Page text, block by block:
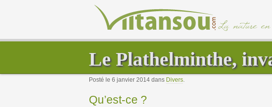
Le Plathelminthe,
Posté le 6 janvier 2014 dans Divers.
Qu’est-ce ?